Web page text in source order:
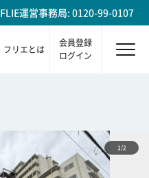
FLIE運営事務局: 0120-99-0107
フリエとは
会員登録
ログイン
1/2